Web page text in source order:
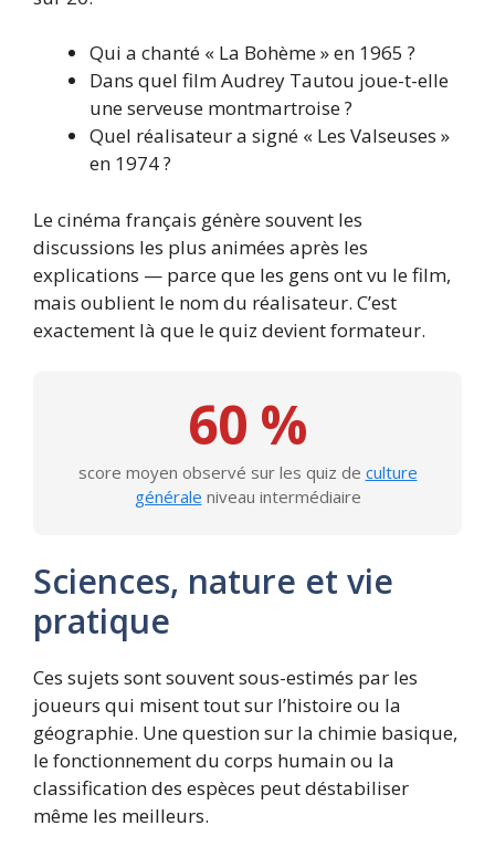
Qui a chanté « La Bohème » en 1965 ?
Dans quel film Audrey Tautou joue-t-elle
une serveuse montmartroise ?
Quel réalisateur a signé « Les Valseuses »
en 1974 ?
Le cinéma français génère souvent les
discussions les plus animées après les
explications — parce que les gens ont vu le film,
mais oublient le nom du réalisateur. C’est
exactement là que le quiz devient formateur.
60 %
score moyen observé sur les quiz de culture
générale niveau intermédiaire
Sciences, nature et vie
pratique
Ces sujets sont souvent sous-estimés par les
joueurs qui misent tout sur l’histoire ou la
géographie. Une question sur la chimie basique,
le fonctionnement du corps humain ou la
classification des espèces peut déstabiliser
même les meilleurs.